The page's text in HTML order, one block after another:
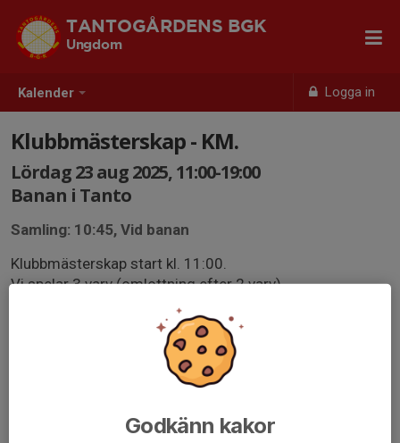
Kalender Logga in
TANTOGÅRDENS BGK
Ungdom
Klubbmästerskap - KM.
Lördag 23 aug 2025, 11:00-19:00
Banan i Tanto
Samling: 10:45, Vid banan
Klubbmästerskap start kl. 11:00.
Vi spelar 3 varv (omlottning efter 2 varv).
Prisutdelning och grillning efter tävlingens slut (ca
Banan är avstängd för allmänheten hela dagen.
Godkänn kakor